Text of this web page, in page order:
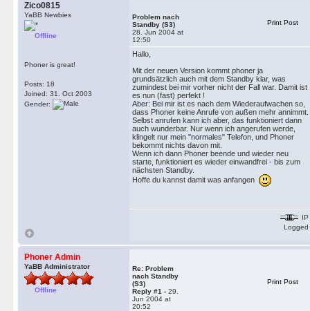
Zico0815
YaBB Newbies
Offline
Phoner is great!
Posts: 18
Joined: 31. Oct 2003
Gender:
Problem nach
Standby (S3)
28. Jun 2004 at
12:50
Print Post
Hallo,
Mit der neuen Version kommt phoner ja
grundsätzlich auch mit dem Standby klar, was
zumindest bei mir vorher nicht der Fall war. Damit ist
es nun (fast) perfekt !
Aber: Bei mir ist es nach dem Wiederaufwachen so,
dass Phoner keine Anrufe von außen mehr annimmt.
Selbst anrufen kann ich aber, das funktioniert dann
auch wunderbar. Nur wenn ich angerufen werde,
klingelt nur mein "normales" Telefon, und Phoner
bekommt nichts davon mit.
Wenn ich dann Phoner beende und wieder neu
starte, funktioniert es wieder einwandfrei - bis zum
nächsten Standby.
Hoffe du kannst damit was anfangen
IP
Logged
Phoner Admin
YaBB Administrator
Offline
Re: Problem
nach Standby
(S3)
Reply #1 - 29.
Jun 2004 at
20:52
Print Post